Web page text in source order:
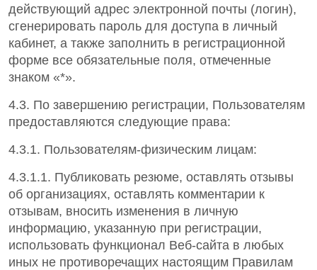
действующий адрес электронной почты (логин),
сгенерировать пароль для доступа в личный
кабинет, а также заполнить в регистрационной
форме все обязательные поля, отмеченные
знаком «*».
4.3. По завершению регистрации, Пользователям
предоставляются следующие права:
4.3.1. Пользователям-физическим лицам:
4.3.1.1. Публиковать резюме, оставлять отзывы
об организациях, оставлять комментарии к
отзывам, вносить изменения в личную
информацию, указанную при регистрации,
использовать функционал Веб-сайта в любых
иных не противоречащих настоящим Правилам